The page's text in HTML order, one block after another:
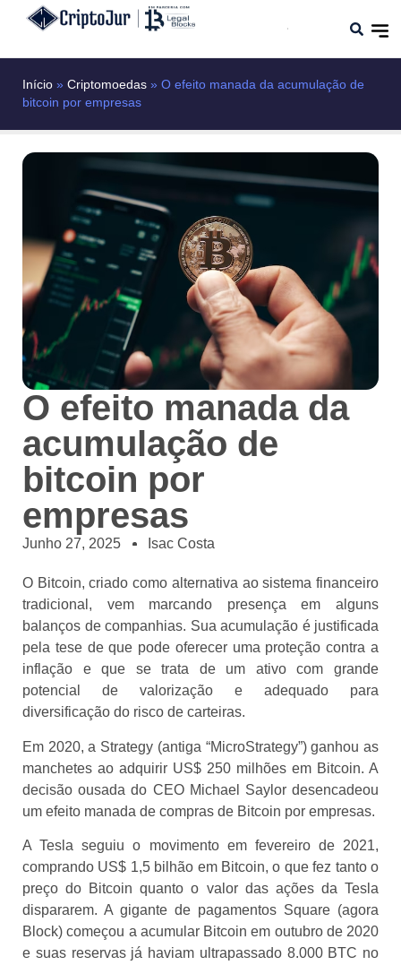
Início » Criptomoedas » O efeito manada da acumulação de
bitcoin por empresas
O efeito manada da
acumulação de
bitcoin por
empresas
Junho 27, 2025 Isac Costa
O Bitcoin, criado como alternativa ao sistema financeiro
tradicional, vem marcando presença em alguns
balanços de companhias. Sua acumulação é justificada
pela tese de que pode oferecer uma proteção contra a
inflação e que se trata de um ativo com grande
potencial de valorização e adequado para
diversificação do risco de carteiras.
Em 2020, a Strategy (antiga “MicroStrategy”) ganhou as
manchetes ao adquirir US$ 250 milhões em Bitcoin. A
decisão ousada do CEO Michael Saylor desencadeou
um efeito manada de compras de Bitcoin por empresas.
A Tesla seguiu o movimento em fevereiro de 2021,
comprando US$ 1,5 bilhão em Bitcoin, o que fez tanto o
preço do Bitcoin quanto o valor das ações da Tesla
dispararem. A gigante de pagamentos Square (agora
Block) começou a acumular Bitcoin em outubro de 2020
e suas reservas já haviam ultrapassado 8.000 BTC no